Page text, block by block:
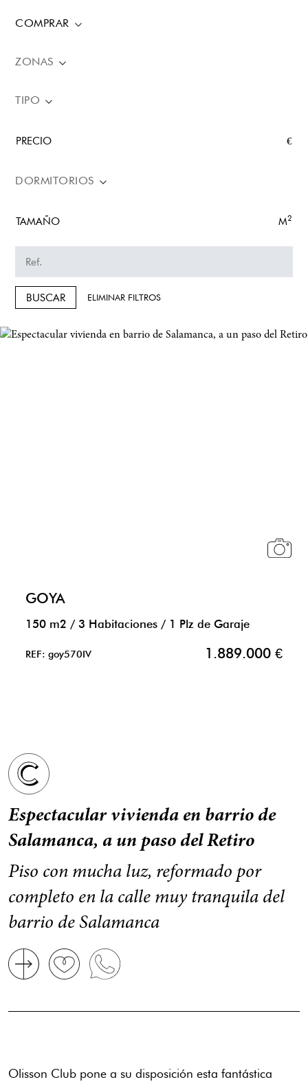
COMPRAR
ZONAS
TIPO
PRECIO €
DORMITORIOS
TAMAÑO M2
BUSCAR ELIMINAR FILTROS
GOYA
150 m2 / 3 Habitaciones / 1 Plz de Garaje
REF: goy570IV 1.889.000 €
Espectacular vivienda en barrio de
Salamanca, a un paso del Retiro
Piso con mucha luz, reformado por
completo en la calle muy tranquila del
barrio de Salamanca
Olisson Club pone a su disposición esta fantástica